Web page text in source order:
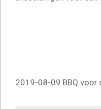
2019-08-09 BBQ voor